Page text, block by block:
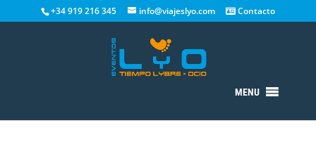
+34 919 216 345 info@viajeslyo.com Contacto
MENU